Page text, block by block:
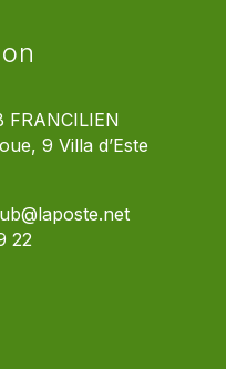
FRANCILIEN
9 Villa d’Este
22